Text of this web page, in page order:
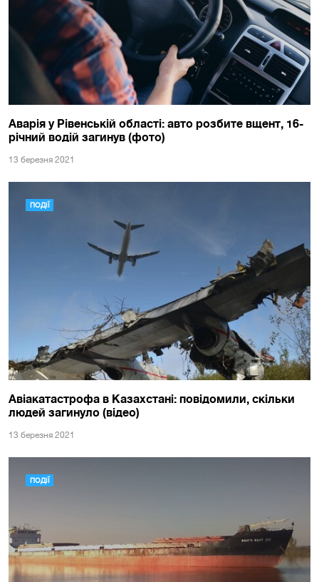
Аварія у Рівенській області: авто розбите вщент, 16-
річний водій загинув (фото)
13 березня 2021
ПОДІЇ
Авіакатастрофа в Казахстані: повідомили, скільки
людей загинуло (відео)
13 березня 2021
ПОДІЇ